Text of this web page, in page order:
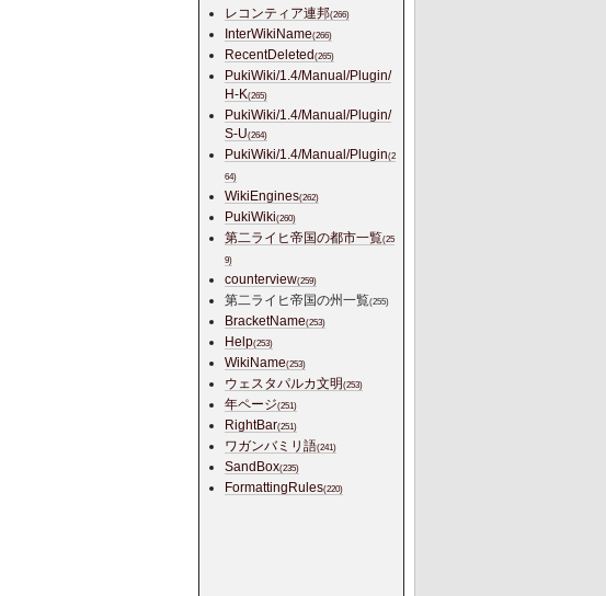
レコンティア連邦(266)
InterWikiName(266)
RecentDeleted(265)
PukiWiki/1.4/Manual/Plugin/
H-K(265)
PukiWiki/1.4/Manual/Plugin/
S-U(264)
PukiWiki/1.4/Manual/Plugin(2
64)
WikiEngines(262)
PukiWiki(260)
第二ライヒ帝国の都市一覧(25
9)
counterview(259)
第二ライヒ帝国の州一覧(255)
BracketName(253)
Help(253)
WikiName(253)
ウェスタパルカ文明(253)
年ページ(251)
RightBar(251)
ワガンバミリ語(241)
SandBox(235)
FormattingRules(220)